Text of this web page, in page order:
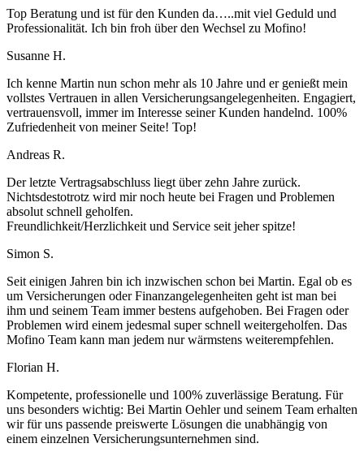
Top Beratung und ist für den Kunden da…..mit viel Geduld und
Professionalität. Ich bin froh über den Wechsel zu Mofino!
Susanne H.
Ich kenne Martin nun schon mehr als 10 Jahre und er genießt mein
vollstes Vertrauen in allen Versicherungsangelegenheiten. Engagiert,
vertrauensvoll, immer im Interesse seiner Kunden handelnd. 100%
Zufriedenheit von meiner Seite! Top!
Andreas R.
Der letzte Vertragsabschluss liegt über zehn Jahre zurück.
Nichtsdestotrotz wird mir noch heute bei Fragen und Problemen
absolut schnell geholfen.
Freundlichkeit/Herzlichkeit und Service seit jeher spitze!
Simon S.
Seit einigen Jahren bin ich inzwischen schon bei Martin. Egal ob es
um Versicherungen oder Finanzangelegenheiten geht ist man bei
ihm und seinem Team immer bestens aufgehoben. Bei Fragen oder
Problemen wird einem jedesmal super schnell weitergeholfen. Das
Mofino Team kann man jedem nur wärmstens weiterempfehlen.
Florian H.
Kompetente, professionelle und 100% zuverlässige Beratung. Für
uns besonders wichtig: Bei Martin Oehler und seinem Team erhalten
wir für uns passende preiswerte Lösungen die unabhängig von
einem einzelnen Versicherungsunternehmen sind.